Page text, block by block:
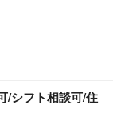
/シフト相談可/住